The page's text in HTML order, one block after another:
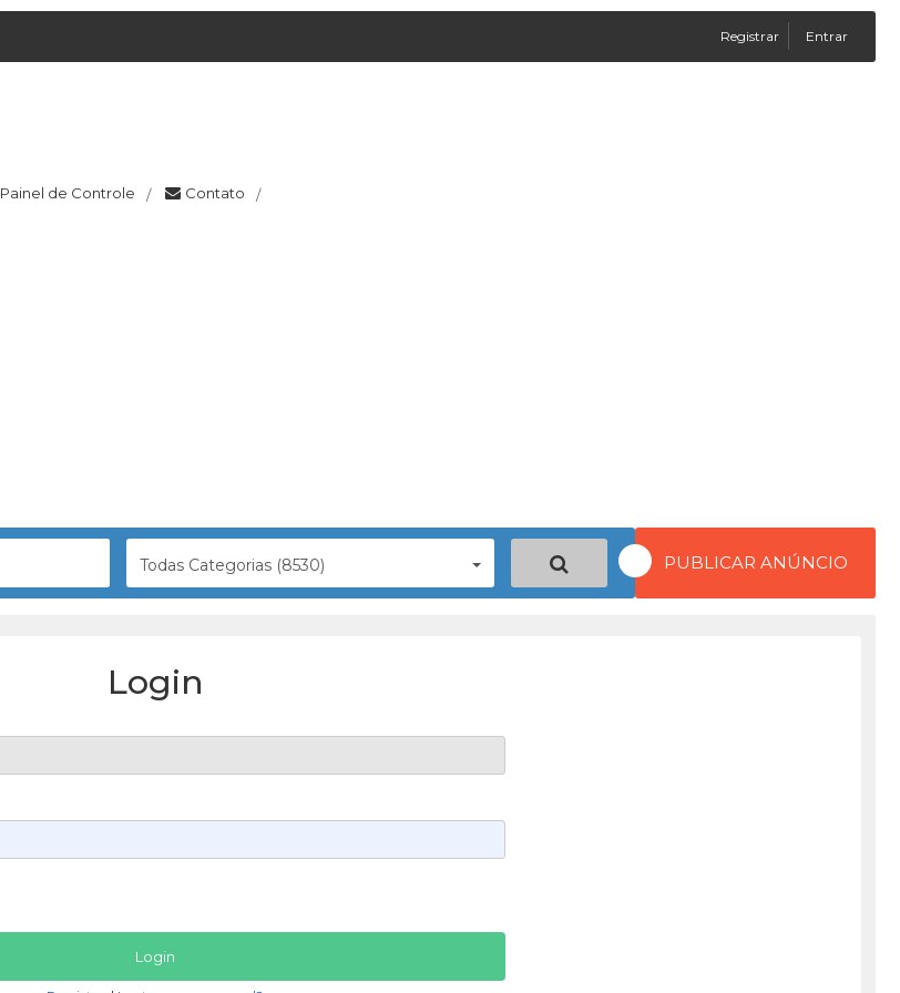
Registrar Entrar
Painel de Controle / Contato /
Todas Categorias (8530) PUBLICAR ANÚNCIO
Login